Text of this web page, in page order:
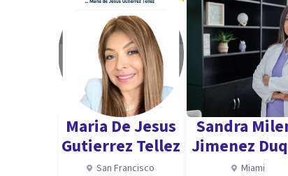
Maria De Jesus
Gutierrez Tellez
San Francisco
Sandra
Jimenez
Miami